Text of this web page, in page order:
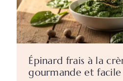
Épinard frais à la
gourmande et facile